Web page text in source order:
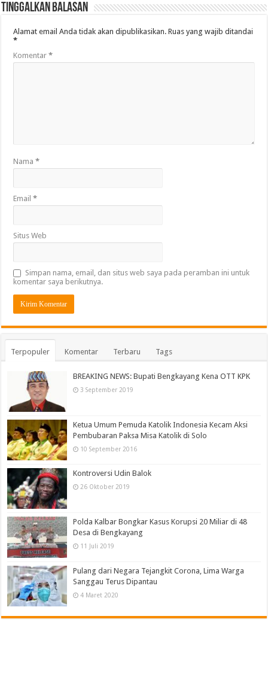
Tinggalkan Balasan
Alamat email Anda tidak akan dipublikasikan. Ruas yang wajib ditandai
*
Komentar*
Nama*
Email*
Situs Web
Simpan nama, email, dan situs web saya pada peramban ini untuk
komentar saya berikutnya.
Terpopuler Komentar Terbaru Tags
BREAKING NEWS: Bupati Bengkayang Kena OTT KPK
3 September 2019
Ketua Umum Pemuda Katolik Indonesia Kecam Aksi
Pembubaran Paksa Misa Katolik di Solo
10 September 2016
Kontroversi Udin Balok
26 Oktober 2019
Polda Kalbar Bongkar Kasus Korupsi 20 Miliar di 48
Desa di Bengkayang
11 Juli 2019
Pulang dari Negara Tejangkit Corona, Lima Warga
Sanggau Terus Dipantau
4 Maret 2020